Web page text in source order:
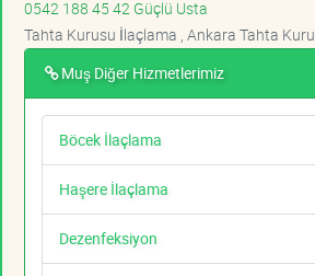
0542 188 45 42 Güçlü Usta
Tahta Kurusu İlaçlama , Ankara Tahta
Muş Diğer Hizmetlerimiz
Böcek İlaçlama
Haşere İlaçlama
Dezenfeksiyon